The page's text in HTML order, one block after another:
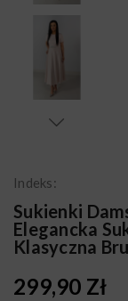
Indeks:
Sukienki
Elegancka
Klasyczna
299,90 Zł